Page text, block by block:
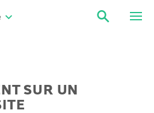
SUR UN